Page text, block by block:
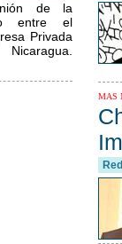
de la
entre el
Privada
MAS